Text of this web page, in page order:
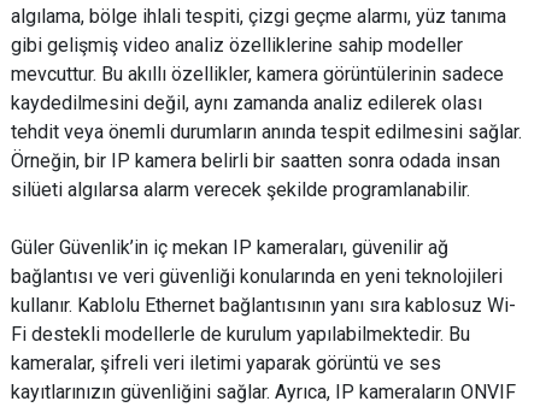
algılama, bölge ihlali tespiti, çizgi geçme alarmı, yüz tanıma
gibi gelişmiş video analiz özelliklerine sahip modeller
mevcuttur. Bu akıllı özellikler, kamera görüntülerinin sadece
kaydedilmesini değil, aynı zamanda analiz edilerek olası
tehdit veya önemli durumların anında tespit edilmesini sağlar.
Örneğin, bir IP kamera belirli bir saatten sonra odada insan
silüeti algılarsa alarm verecek şekilde programlanabilir.
Güler Güvenlik’in iç mekan IP kameraları, güvenilir ağ
bağlantısı ve veri güvenliği konularında en yeni teknolojileri
kullanır. Kablolu Ethernet bağlantısının yanı sıra kablosuz Wi-
Fi destekli modellerle de kurulum yapılabilmektedir. Bu
kameralar, şifreli veri iletimi yaparak görüntü ve ses
kayıtlarınızın güvenliğini sağlar. Ayrıca, IP kameraların ONVIF